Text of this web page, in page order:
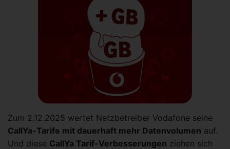
Zum 2.12.2025 wertet Netzbetreiber Vodafone seine
CallYa-Tarife mit dauerhaft mehr Datenvolumen auf.
Und diese CallYa Tarif-Verbesserungen ziehen sich